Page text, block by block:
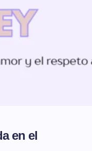
en el